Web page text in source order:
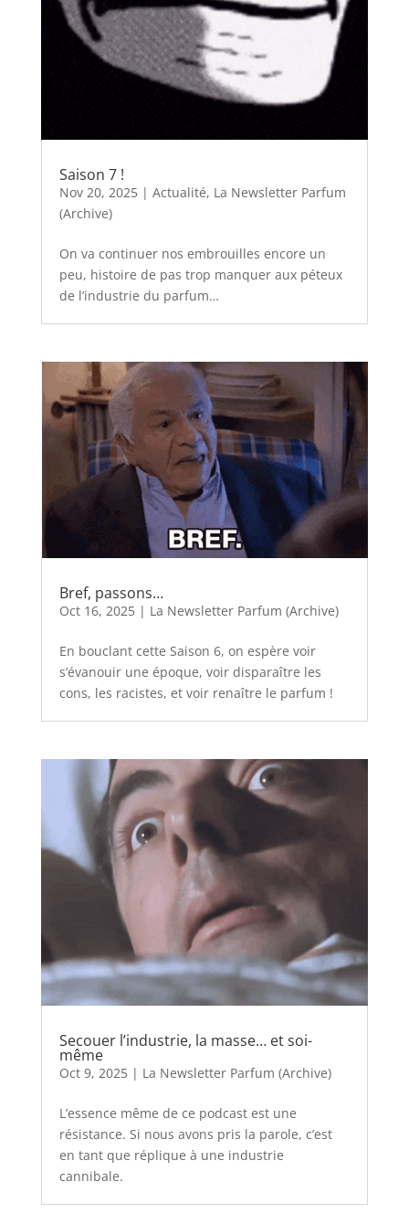
Saison 7 !
Nov 20, 2025| Actualité, La Newsletter Parfum
(Archive)
On va continuer nos embrouilles encore un
peu, histoire de pas trop manquer aux péteux
de l’industrie du parfum…
Bref, passons…
Oct 16, 2025| La Newsletter Parfum (Archive)
En bouclant cette Saison 6, on espère voir
s’évanouir une époque, voir disparaître les
cons, les racistes, et voir renaître le parfum !
Secouer l’industrie, la masse… et soi-
même
Oct 9, 2025| La Newsletter Parfum (Archive)
L’essence même de ce podcast est une
résistance. Si nous avons pris la parole, c’est
en tant que réplique à une industrie
cannibale.